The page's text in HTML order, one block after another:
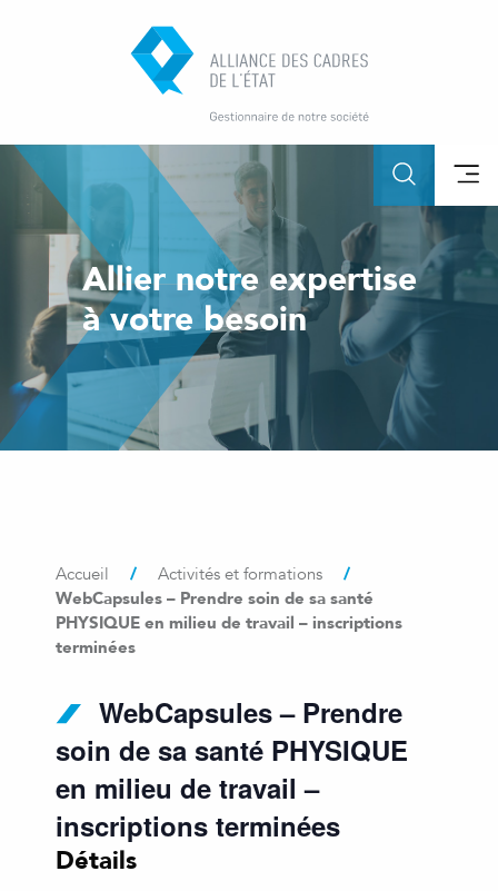
Allier notre expertise
à votre besoin
Accueil / Activités et formations
/
WebCapsules – Prendre soin de sa santé
PHYSIQUE en milieu de travail – inscriptions
terminées
WebCapsules – Prendre
soin de sa santé PHYSIQUE
en milieu de travail –
inscriptions terminées
Détails